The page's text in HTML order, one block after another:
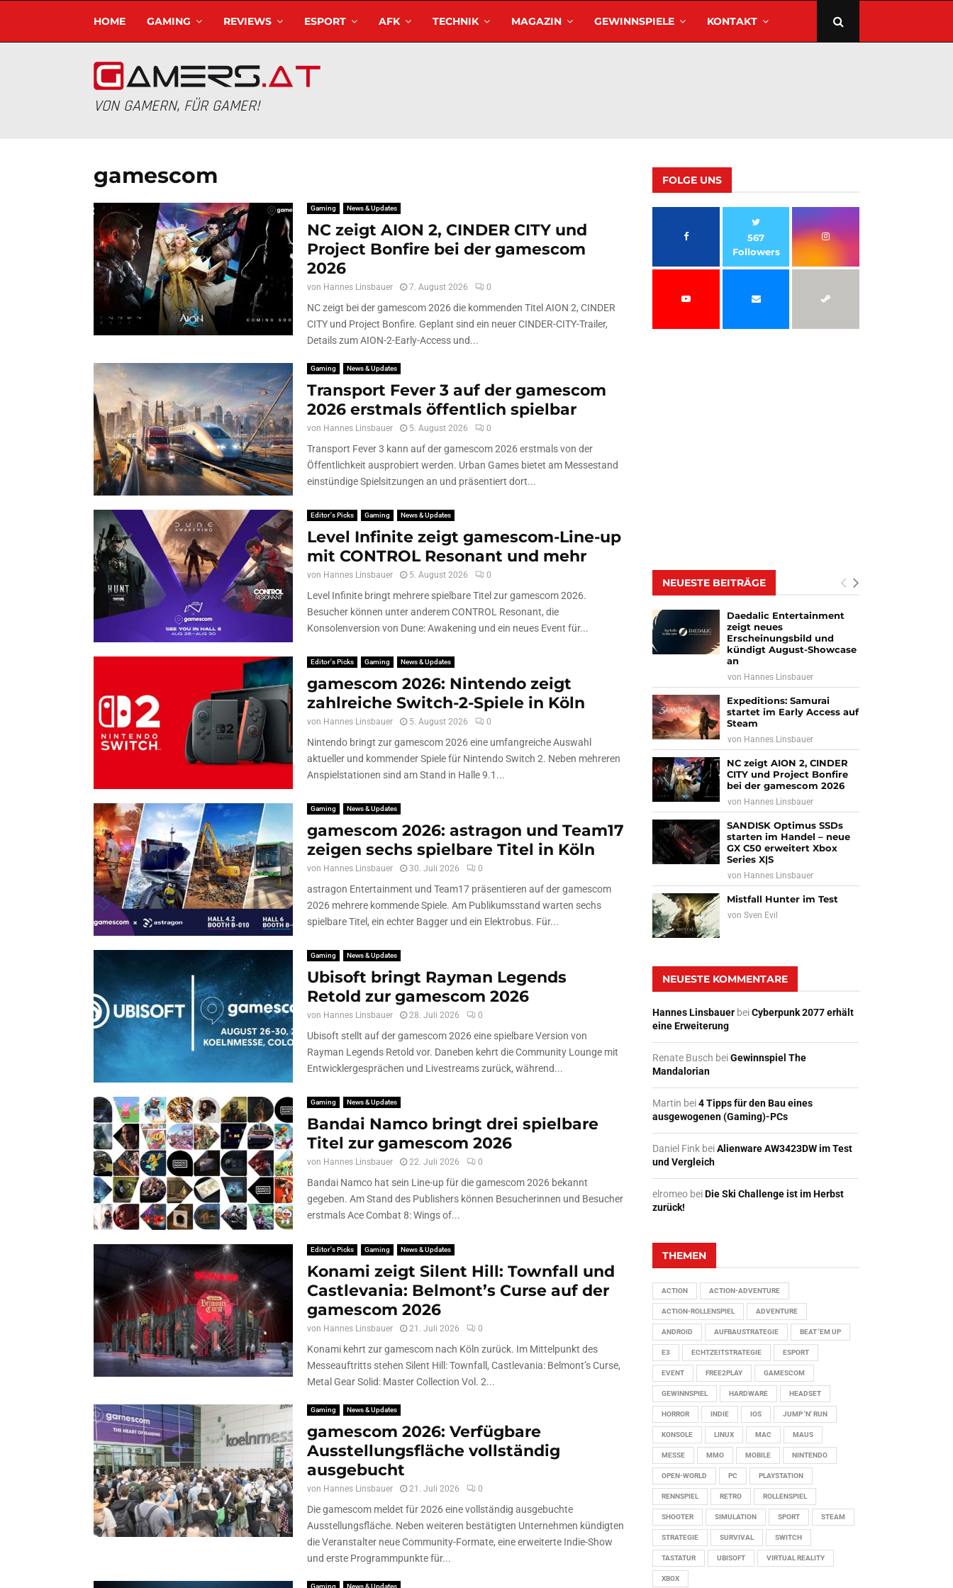
HOME GAMING REVIEWS ESPORT AFK TECHNIK MAGAZIN GEWINNSPIELE KONTAKT
VON GAMERN, FÜR GAMER!
gamescom
Gaming News & Updates
NC zeigt AION 2, CINDER CITY und
Project Bonfire bei der gamescom
2026
von Hannes Linsbauer 7. August 2026 0
NC zeigt bei der gamescom 2026 die kommenden Titel AION 2, CINDER
CITY und Project Bonfire. Geplant sind ein neuer CINDER-CITY-Trailer,
Details zum AION-2-Early-Access und...
Gaming News & Updates
Transport Fever 3 auf der gamescom
2026 erstmals öffentlich spielbar
von Hannes Linsbauer 5. August 2026 0
Transport Fever 3 kann auf der gamescom 2026 erstmals von der
Öffentlichkeit ausprobiert werden. Urban Games bietet am Messestand
einstündige Spielsitzungen an und präsentiert dort...
Editor's Picks Gaming News & Updates
Level Infinite zeigt gamescom-Line-up
mit CONTROL Resonant und mehr
von Hannes Linsbauer 5. August 2026 0
Level Infinite bringt mehrere spielbare Titel zur gamescom 2026.
Besucher können unter anderem CONTROL Resonant, die
Konsolenversion von Dune: Awakening und ein neues Event für...
Editor's Picks Gaming News & Updates
gamescom 2026: Nintendo zeigt
zahlreiche Switch-2-Spiele in Köln
von Hannes Linsbauer 5. August 2026 0
Nintendo bringt zur gamescom 2026 eine umfangreiche Auswahl
aktueller und kommender Spiele für Nintendo Switch 2. Neben mehreren
Anspielstationen sind am Stand in Halle 9.1...
Gaming News & Updates
gamescom 2026: astragon und Team17
zeigen sechs spielbare Titel in Köln
von Hannes Linsbauer 30. Juli 2026 0
astragon Entertainment und Team17 präsentieren auf der gamescom
2026 mehrere kommende Spiele. Am Publikumsstand warten sechs
spielbare Titel, ein echter Bagger und ein Elektrobus. Für...
Gaming News & Updates
Ubisoft bringt Rayman Legends
Retold zur gamescom 2026
von Hannes Linsbauer 28. Juli 2026 0
Ubisoft stellt auf der gamescom 2026 eine spielbare Version von
Rayman Legends Retold vor. Daneben kehrt die Community Lounge mit
Entwicklergesprächen und Livestreams zurück, während...
Gaming News & Updates
Bandai Namco bringt drei spielbare
Titel zur gamescom 2026
von Hannes Linsbauer 22. Juli 2026 0
Bandai Namco hat sein Line-up für die gamescom 2026 bekannt
gegeben. Am Stand des Publishers können Besucherinnen und Besucher
erstmals Ace Combat 8: Wings of...
Editor's Picks Gaming News & Updates
Konami zeigt Silent Hill: Townfall und
Castlevania: Belmont’s Curse auf der
gamescom 2026
von Hannes Linsbauer 21. Juli 2026 0
Konami kehrt zur gamescom nach Köln zurück. Im Mittelpunkt des
Messeauftritts stehen Silent Hill: Townfall, Castlevania: Belmont’s Curse,
Metal Gear Solid: Master Collection Vol. 2...
Gaming News & Updates
gamescom 2026: Verfügbare
Ausstellungsfläche vollständig
ausgebucht
von Hannes Linsbauer 21. Juli 2026 0
Die gamescom meldet für 2026 eine vollständig ausgebuchte
Ausstellungsfläche. Neben weiteren bestätigten Unternehmen kündigten
die Veranstalter neue Community-Formate, eine erweiterte Indie-Show
und erste Programmpunkte für...
Gaming News & Updates
FOLGE UNS
567
Followers
NEUESTE BEITRÄGE
Daedalic Entertainment
zeigt neues
Erscheinungsbild und
kündigt August-Showcase
an
von Hannes Linsbauer
Expeditions: Samurai
startet im Early Access auf
Steam
von Hannes Linsbauer
NC zeigt AION 2, CINDER
CITY und Project Bonfire
bei der gamescom 2026
von Hannes Linsbauer
SANDISK Optimus SSDs
starten im Handel – neue
GX C50 erweitert Xbox
Series X|S
von Hannes Linsbauer
Mistfall Hunter im Test
vonSven Evil
NEUESTE KOMMENTARE
Hannes Linsbauer beiCyberpunk 2077 erhält
eine Erweiterung
Renate Busch beiGewinnspiel The
Mandalorian
Martin bei4 Tipps für den Bau eines
ausgewogenen (Gaming)-PCs
Daniel Fink beiAlienware AW3423DW im Test
und Vergleich
elromeo beiDie Ski Challenge ist im Herbst
zurück!
THEMEN
ACTION ACTION-ADVENTURE
ACTION-ROLLENSPIEL ADVENTURE
ANDROID AUFBAUSTRATEGIE BEAT 'EM UP
E3 ECHTZEITSTRATEGIE ESPORT
EVENT FREE2PLAY GAMESCOM
GEWINNSPIEL HARDWARE HEADSET
HORROR INDIE IOS JUMP 'N' RUN
KONSOLE LINUX MAC MAUS
MESSE MMO MOBILE NINTENDO
OPEN-WORLD PC PLAYSTATION
RENNSPIEL RETRO ROLLENSPIEL
SHOOTER SIMULATION SPORT STEAM
STRATEGIE SURVIVAL SWITCH
TASTATUR UBISOFT VIRTUAL REALITY
XBOX